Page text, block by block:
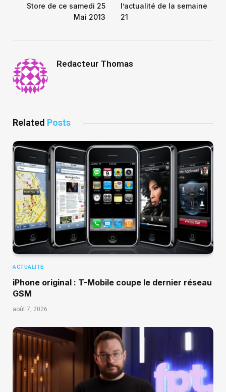
Store de ce samedi 25
Mai 2013
l’actualité de la semaine
21
Redacteur Thomas
Related Posts
ACTUALITÉ
iPhone original : T-Mobile coupe le dernier réseau
GSM
août 7, 2026